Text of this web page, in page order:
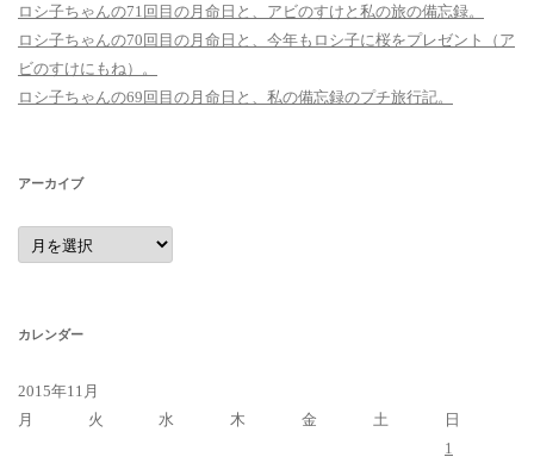
ロシ子ちゃんの71回目の月命日と、アビのすけと私の旅の備忘録。
ロシ子ちゃんの70回目の月命日と、今年もロシ子に桜をプレゼント（ア
ビのすけにもね）。
ロシ子ちゃんの69回目の月命日と、私の備忘録のプチ旅行記。
アーカイブ
ア
ー
カ
カレンダー
2015年11月
月
火 水 木 金 土
日
1